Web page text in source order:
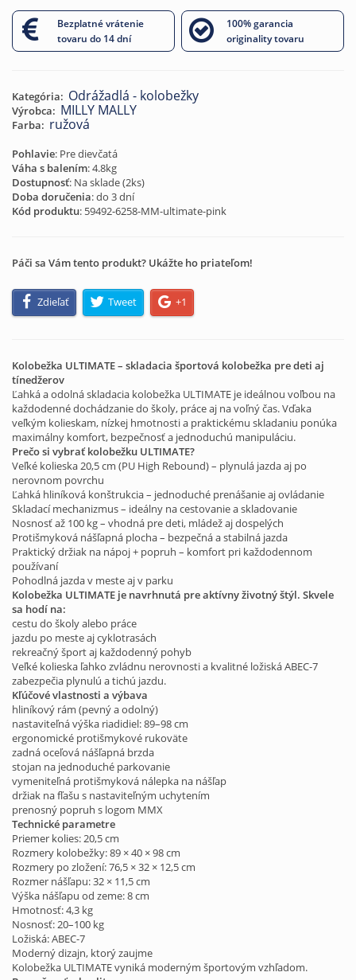
Bezplatné vrátenie
tovaru do 14 dní
100% garancia
originality tovaru
Kategória: Odrážadlá - kolobežky
Výrobca: MILLY MALLY
Farba: ružová
Pohlavie: Pre dievčatá
Váha s balením: 4.8kg
Dostupnosť: Na sklade (2ks)
Doba doručenia: do 3 dní
Kód produktu: 59492-6258-MM-ultimate-pink
Páči sa Vám tento produkt? Ukážte ho priateľom!
Zdieľať Tweet +1
Kolobežka ULTIMATE – skladacia športová kolobežka pre deti aj
tínedžerov
Ľahká a odolná skladacia kolobežka ULTIMATE je ideálnou voľbou na
každodenné dochádzanie do školy, práce aj na voľný čas. Vďaka
veľkým kolieskam, nízkej hmotnosti a praktickému skladaniu ponúka
maximálny komfort, bezpečnosť a jednoduchú manipuláciu.
Prečo si vybrať kolobežku ULTIMATE?
Veľké kolieska 20,5 cm (PU High Rebound) – plynulá jazda aj po
nerovnom povrchu
Ľahká hliníková konštrukcia – jednoduché prenášanie aj ovládanie
Skladací mechanizmus – ideálny na cestovanie a skladovanie
Nosnosť až 100 kg – vhodná pre deti, mládež aj dospelých
Protišmyková nášľapná plocha – bezpečná a stabilná jazda
Praktický držiak na nápoj + popruh – komfort pri každodennom
používaní
Pohodlná jazda v meste aj v parku
Kolobežka ULTIMATE je navrhnutá pre aktívny životný štýl. Skvele
sa hodí na:
cestu do školy alebo práce
jazdu po meste aj cyklotrasách
rekreačný šport aj každodenný pohyb
Veľké kolieska ľahko zvládnu nerovnosti a kvalitné ložiská ABEC-7
zabezpečia plynulú a tichú jazdu.
Kľúčové vlastnosti a výbava
hliníkový rám (pevný a odolný)
nastaviteľná výška riadidiel: 89–98 cm
ergonomické protišmykové rukoväte
zadná oceľová nášľapná brzda
stojan na jednoduché parkovanie
vymeniteľná protišmyková nálepka na nášľap
držiak na fľašu s nastaviteľným uchytením
prenosný popruh s logom MMX
Technické parametre
Priemer kolies: 20,5 cm
Rozmery kolobežky: 89 × 40 × 98 cm
Rozmery po zložení: 76,5 × 32 × 12,5 cm
Rozmer nášľapu: 32 × 11,5 cm
Výška nášľapu od zeme: 8 cm
Hmotnosť: 4,3 kg
Nosnosť: 20–100 kg
Ložiská: ABEC-7
Moderný dizajn, ktorý zaujme
Kolobežka ULTIMATE vyniká moderným športovým vzhľadom.